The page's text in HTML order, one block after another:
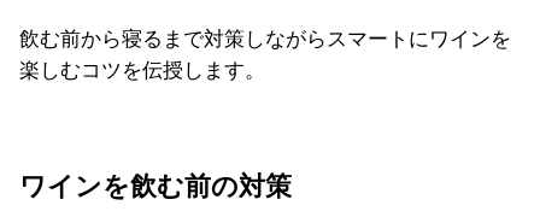
飲む前から寝るまで対策しながらスマートにワインを
楽しむコツを伝授します。
ワインを飲む前の対策